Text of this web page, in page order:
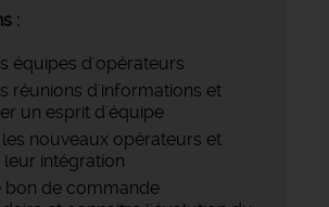
:
équipes d'opérateurs
réunions d'informations et
un esprit d'équipe
nouveaux opérateurs et
intégration
bon de commande